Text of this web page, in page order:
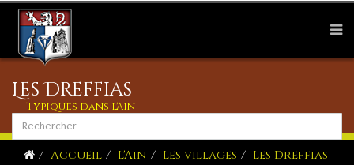
Les Dreffias
Typiques dans l'Ain
Accueil L'Ain Les villages
Les Dreffias